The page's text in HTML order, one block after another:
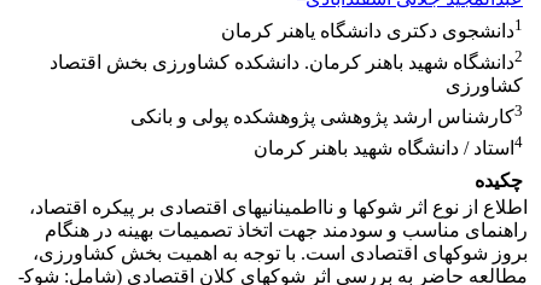
1دانشجوی دکتری دانشگاه یاهنر کرمان
2دانشگاه شهید باهنر کرمان. دانشکده کشاورزی بخش اقتصاد
کشاورزی
3کارشناس ارشد پژوهشی پژوهشکده پولی و بانکی
4 استاد / دانشگاه شهید باهنر کرمان
چکیده
اطلاع از نوع اثر شوک­ها و نااطمینانی­های اقتصادی بر پیکره اقتصاد،
راهنمای مناسب و سودمند جهت اتخاذ تصمیمات بهینه در هنگام
بروز شوک­های اقتصادی است. با توجه به اهمیت بخش کشاورزی،
مطالعه حاضر به بررسی اثر شوک­های کلان اقتصادی (شامل: شوک­